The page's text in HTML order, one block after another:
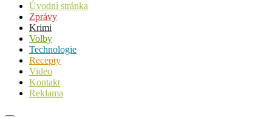
Úvodní stránka
Zprávy
Krimi
Volby
Technologie
Recepty
Video
Kontakt
Reklama